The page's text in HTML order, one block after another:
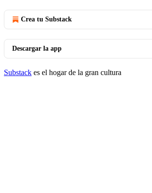
Crea tu Substack
Descargar la app
Substack es el hogar de la gran cultura